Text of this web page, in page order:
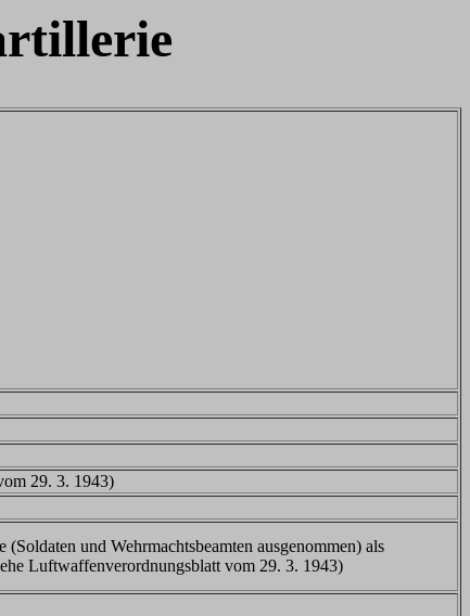
29. 3. 1943)
und Wehrmachtsbeamten ausgenommen) als
Luftwaffenverordnungsblatt vom 29. 3. 1943)